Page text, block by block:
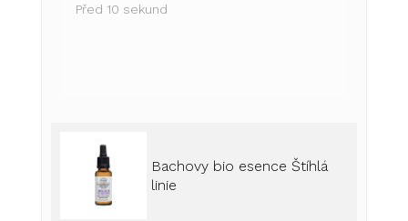
Před 10 sekund
Bachovy bio esence Štíhlá
linie